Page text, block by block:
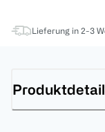
Lieferung in 2-3